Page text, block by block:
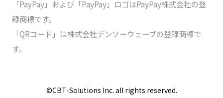
「PayPay」および「PayPay」ロゴはPayPay株式会社の登
録商標です。
「QRコード」は株式会社デンソーウェーブの登録商標で
す。
©️CBT-Solutions Inc. all rights reserved.